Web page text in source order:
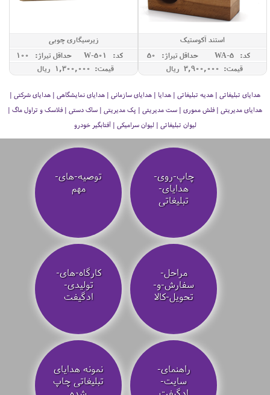
استند آکوستیک
کد: WA-5
حداقل تيراژ: 50
قیمت: 3,900,000 ريال
زیرسیگاری چوبی
کد: W-501
حداقل تيراژ: 100
قیمت: 1,300,000 ريال
هدایای تبلیغاتی | هدیه تبلیغاتی | هدایا | هدایای سازمانی | هدایای نمایشگاهی | هدایای شرکتی |
هدایای مدیریتی | فلش مموری | ست مدیریتی | پک مدیریتی | ساک دستی | فلاسک و تراول ماگ |
لیوان تبلیغاتی | لیوان سرامیکی | آفتابگیر خودرو
چاپ-روی-
هدایای-
تبلیغاتی
توصیه‌-های-
مهم
مراحل-
سفارش-و-
تحویل-کالا
کارگاه-های-
تولیدی-
ادگیفت
راهنمای-
سایت-
نمونه هدایای
تبلیغاتی چاپ